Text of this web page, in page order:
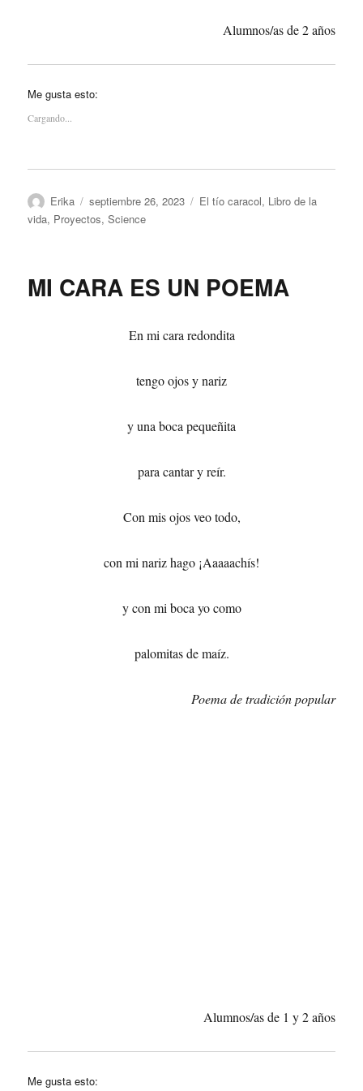
Alumnos/as de 2 años
Me gusta esto:
Cargando...
Autor
Erika
Publicado
el
septiembre 26, 2023 Categorías
El tío caracol, Libro de la
vida, Proyectos,Science
MI CARA ES UN POEMA
En mi cara redondita
tengo ojos y nariz
y una boca pequeñita
para cantar y reír.
Con mis ojos veo todo,
con mi nariz hago ¡Aaaaachís!
y con mi boca yo como
palomitas de maíz.
Poema de tradición popular
Alumnos/as de 1 y 2 años
Me gusta esto: